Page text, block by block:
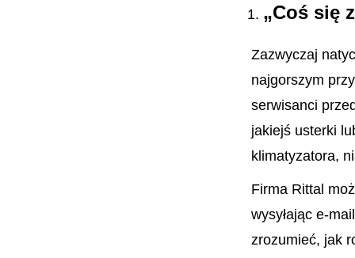
„Coś się
Zazwyczaj
najgorszym
serwisanci
jakiejś usterki
klimatyzatora,
Firma Rittal
wysyłając e-
zrozumieć, jak